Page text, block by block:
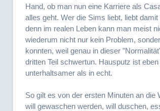
Hand, ob man nun eine Karriere als
alles geht. Wer die Sims liebt, liebt
denn im realen Leben kann man meist
wiederum nicht nur kein Problem,
konnten, weil genau in dieser
dritten Teil schwertun. Hausputz ist
unterhaltsamer als in echt.
So gilt es von der ersten Minuten an
will gewaschen werden, will duschen,